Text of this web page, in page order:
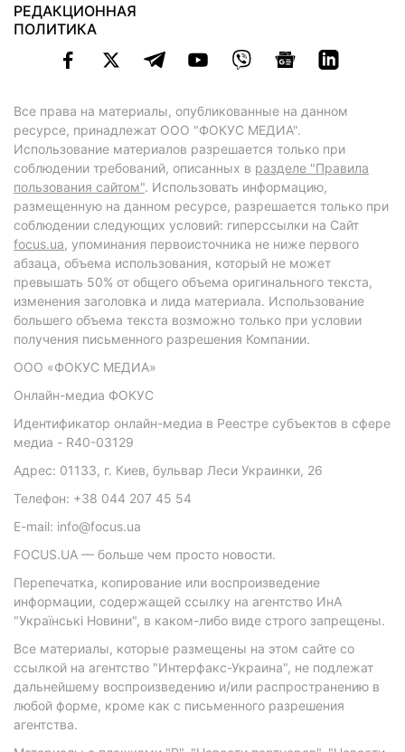
РЕДАКЦИОННАЯ
ПОЛИТИКА
Все права на материалы, опубликованные на данном
ресурсе, принадлежат ООО "ФОКУС МЕДИА".
Использование материалов разрешается только при
соблюдении требований, описанных в разделе "Правила
пользования сайтом". Использовать информацию,
размещенную на данном ресурсе, разрешается только при
соблюдении следующих условий: гиперссылки на Сайт
focus.ua, упоминания первоисточника не ниже первого
абзаца, объема использования, который не может
превышать 50% от общего объема оригинального текста,
изменения заголовка и лида материала. Использование
большего объема текста возможно только при условии
получения письменного разрешения Компании.
ООО «ФОКУС МЕДИА»
Онлайн-медиа ФОКУС
Идентификатор онлайн-медиа в Реестре субъектов в сфере
медиа - R40-03129
Адрес: 01133, г. Киев, бульвар Леси Украинки, 26
Телефон: +38 044 207 45 54
E-mail: info@focus.ua
FOCUS.UA — больше чем просто новости.
Перепечатка, копирование или воспроизведение
информации, содержащей ссылку на агентство ИнА
"Українські Новини", в каком-либо виде строго запрещены.
Все материалы, которые размещены на этом сайте со
ссылкой на агентство "Интерфакс-Украина", не подлежат
дальнейшему воспроизведению и/или распространению в
любой форме, кроме как с письменного разрешения
агентства.